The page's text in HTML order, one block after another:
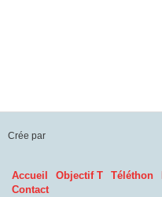
Crée par
Accueil Objectif T Téléthon
Contact